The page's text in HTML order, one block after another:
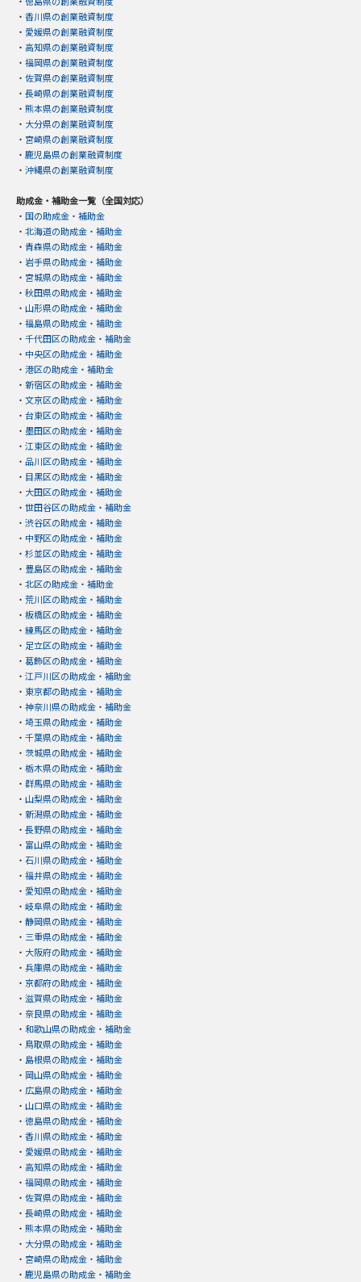
・ 香川県の創業融資制度
・ 愛媛県の創業融資制度
・ 高知県の創業融資制度
・ 福岡県の創業融資制度
・ 佐賀県の創業融資制度
・ 長崎県の創業融資制度
・ 熊本県の創業融資制度
・ 大分県の創業融資制度
・ 宮崎県の創業融資制度
・ 鹿児島県の創業融資制度
・ 沖縄県の創業融資制度
助成金・補助金一覧（全国対応）
・ 国の助成金・補助金
・ 北海道の助成金・補助金
・ 青森県の助成金・補助金
・ 岩手県の助成金・補助金
・ 宮城県の助成金・補助金
・ 秋田県の助成金・補助金
・ 山形県の助成金・補助金
・ 福島県の助成金・補助金
・ 千代田区の助成金・補助金
・ 中央区の助成金・補助金
・ 港区の助成金・補助金
・ 新宿区の助成金・補助金
・ 文京区の助成金・補助金
・ 台東区の助成金・補助金
・ 墨田区の助成金・補助金
・ 江東区の助成金・補助金
・ 品川区の助成金・補助金
・ 目黒区の助成金・補助金
・ 大田区の助成金・補助金
・ 世田谷区の助成金・補助金
・ 渋谷区の助成金・補助金
・ 中野区の助成金・補助金
・ 杉並区の助成金・補助金
・ 豊島区の助成金・補助金
・ 北区の助成金・補助金
・ 荒川区の助成金・補助金
・ 板橋区の助成金・補助金
・ 練馬区の助成金・補助金
・ 足立区の助成金・補助金
・ 葛飾区の助成金・補助金
・ 江戸川区の助成金・補助金
・ 東京都の助成金・補助金
・ 神奈川県の助成金・補助金
・ 埼玉県の助成金・補助金
・ 千葉県の助成金・補助金
・ 茨城県の助成金・補助金
・ 栃木県の助成金・補助金
・ 群馬県の助成金・補助金
・ 山梨県の助成金・補助金
・ 新潟県の助成金・補助金
・ 長野県の助成金・補助金
・ 富山県の助成金・補助金
・ 石川県の助成金・補助金
・ 福井県の助成金・補助金
・ 愛知県の助成金・補助金
・ 岐阜県の助成金・補助金
・ 静岡県の助成金・補助金
・ 三重県の助成金・補助金
・ 大阪府の助成金・補助金
・ 兵庫県の助成金・補助金
・ 京都府の助成金・補助金
・ 滋賀県の助成金・補助金
・ 奈良県の助成金・補助金
・ 和歌山県の助成金・補助金
・ 鳥取県の助成金・補助金
・ 島根県の助成金・補助金
・ 岡山県の助成金・補助金
・ 広島県の助成金・補助金
・ 山口県の助成金・補助金
・ 徳島県の助成金・補助金
・ 香川県の助成金・補助金
・ 愛媛県の助成金・補助金
・ 高知県の助成金・補助金
・ 福岡県の助成金・補助金
・ 佐賀県の助成金・補助金
・ 長崎県の助成金・補助金
・ 熊本県の助成金・補助金
・ 大分県の助成金・補助金
・ 宮崎県の助成金・補助金
・ 鹿児島県の助成金・補助金